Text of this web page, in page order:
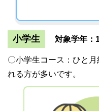
小学生 対象学年：
〇小学生コース：ひと
れる方が多いです。